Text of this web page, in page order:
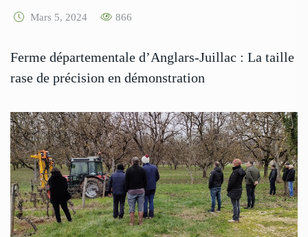
Mars 5, 2024 866
Ferme départementale d’Anglars-Juillac : La taille
rase de précision en démonstration